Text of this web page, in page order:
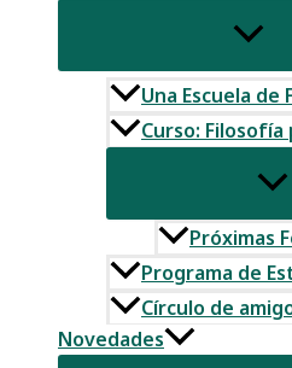
Una Escuela de
Curso:
Próximas
Programa de
Círculo de
Novedades